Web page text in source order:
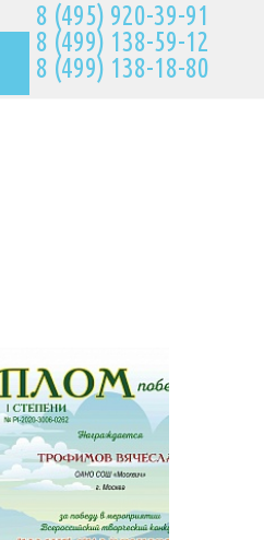
8 (495) 920-39-91
8 (499) 138-59-12
8 (499) 138-18-80